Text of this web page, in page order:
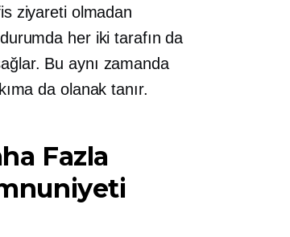
ziyareti olmadan
her iki tarafın da
Bu aynı zamanda
da olanak tanır.
Fazla